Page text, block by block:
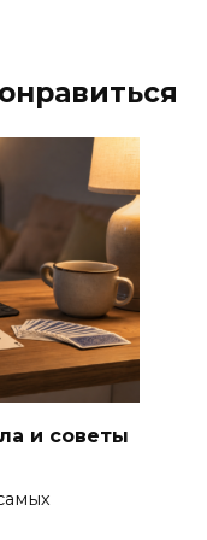
и советы